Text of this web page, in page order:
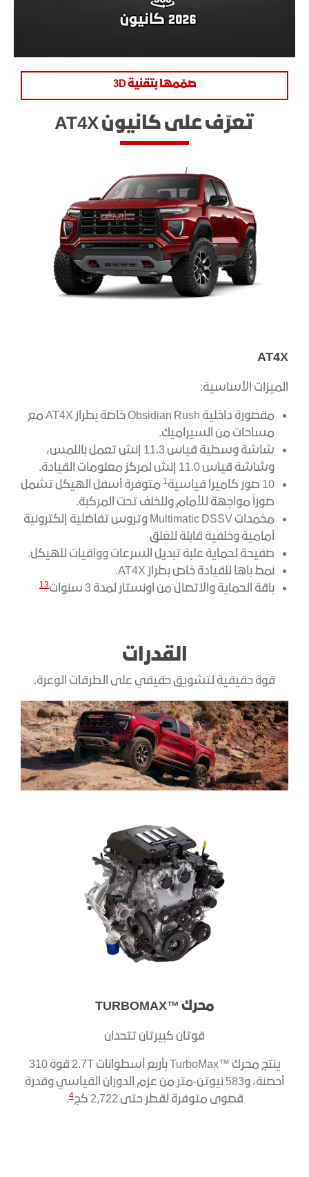
صمّمها بتقنية 3D
تعرّف على كانيون AT4X
AT4X
الميزات الأساسية:
مقصورة داخلية Obsidian Rush خاصة بطراز AT4X مع
مساحات من السيراميك.
شاشة وسطية قياس 11.3 إنش تعمل باللمس،
وشاشة قياس 11.0 إنش لمركز معلومات القيادة.
10 صور كاميرا قياسية
1 متوفرة أسفل الهيكل تشمل
صوراً مواجهة للأمام وللخلف تحت المركبة.
مخمدات Multimatic DSSV وتروس تفاضلية إلكترونية
أمامية وخلفية قابلة للغلق
صفيحة لحماية علبة تبديل السرعات وواقيات للهيكل.
نمط باها للقيادة خاص بطراز AT4X.
باقة الحماية والاتصال من اونستار لمدة 3 سنوات
13
القدرات
قوة حقيقية لتشويق حقيقي على الطرقات الوعرة.
محرك ™TURBOMAX
قوتان كبيرتان تتحدان
ينتج محرك ™TurboMax بأربع أسطوانات 2.7T قوة 310
أحصنة، و583 نيوتن-متر من عزم الدوران القياسي وقدرة
قصوى متوفرة لقطر حتى 2,722 كج
4
.